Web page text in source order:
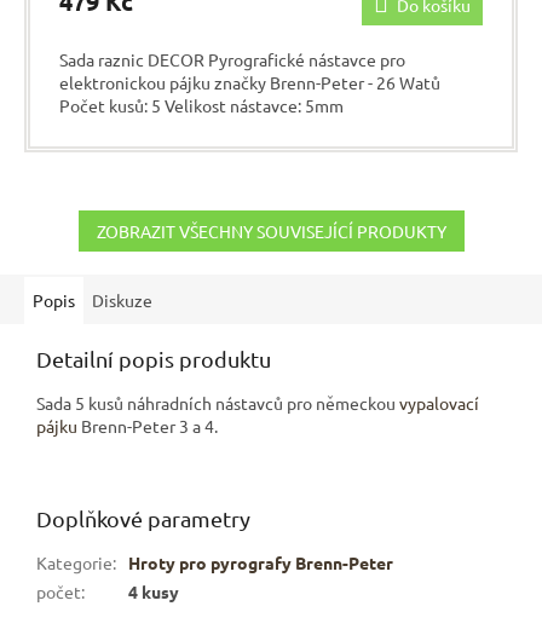
Sada raznic DECOR Pyrografické nástavce pro
elektronickou pájku značky Brenn-Peter - 26 Watů
Počet kusů: 5 Velikost nástavce: 5mm
ZOBRAZIT VŠECHNY SOUVISEJÍCÍ PRODUKTY
Popis Diskuze
Detailní popis produktu
Sada 5 kusů náhradních nástavců pro německou vypalovací
pájku Brenn-Peter 3 a 4.
Doplňkové parametry
Kategorie:
Hroty pro pyrografy Brenn-Peter
počet: 4 kusy